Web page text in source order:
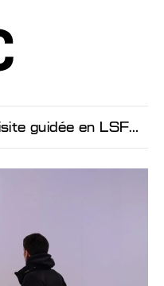
guidée en LSF avec Noha El Sadawy